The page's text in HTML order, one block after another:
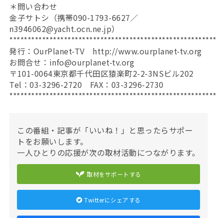
＊問い合わせ
金子サトシ（携帯090-1793-6627／
n3946062@yacht.ocn.ne.jp）
発行：OurPlanet-TV http://www.ourplanet-tv.org
お問合せ：info@ourplanet-tv.org
〒101-0064東京都千代田区猿楽町2-2-3NSビル202
Tel：03-3296-2720 FAX：03-3296-2730
この番組・記事が「いいね！」と思ったらサポー
トをお願いします。
一人ひとりの応援が次の取材活動につながります。
取材をサポートする
Twitterにシェアする